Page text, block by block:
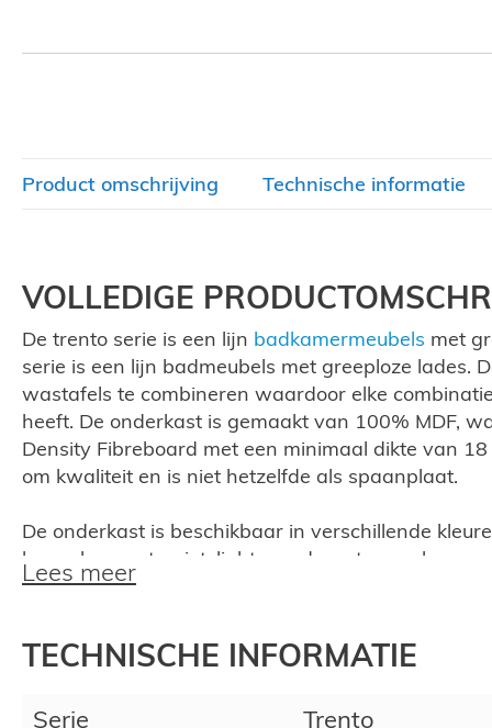
Product omschrijving Technische informatie
VOLLEDIGE
De trento serie is een lijn badkamermeubels met
serie is een lijn badmeubels met greeploze lades.
wastafels te combineren waardoor elke
heeft. De onderkast is gemaakt van 100% MDF,
Density Fibreboard met een minimaal dikte van
om kwaliteit en is niet hetzelfde als spaanplaat.
De onderkast is beschikbaar in verschillende
hoogglans antraciet, light wood, century oak en
80, 100 en 120cm verkrijgbaar.
Natuursteen
natuursteen, ook wel hardsteen of bluestone
Lees meer
TECHNISCHE INFORMATIE
Serie Trento